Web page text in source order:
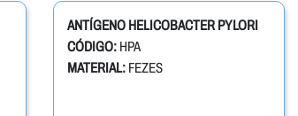
ANTÍGENO HELICOBACTER PYLORI
CÓDIGO: HPA
MATERIAL:FEZES